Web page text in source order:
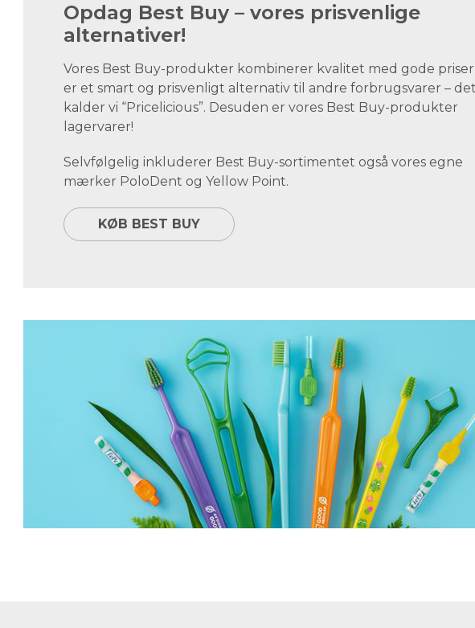
Opdag Best Buy – vores prisvenlige
alternativer!
Vores Best Buy-produkter kombinerer kvalitet med gode priser
er et smart og prisvenligt alternativ til andre forbrugsvarer – det
kalder vi “Pricelicious”. Desuden er vores Best Buy-produkter
lagervarer!
Selvfølgelig inkluderer Best Buy-sortimentet også vores egne
mærker PoloDent og Yellow Point.
KØB BEST BUY